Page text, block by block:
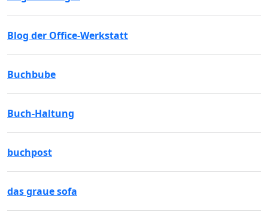
Blog der Office-Werkstatt
Buchbube
Buch-Haltung
buchpost
das graue sofa